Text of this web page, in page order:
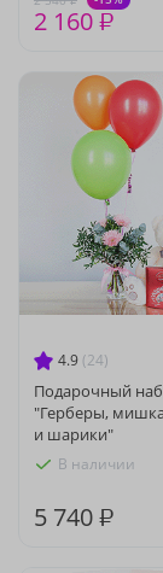
2 160 ₽
4.9 (24)
Подарочный
"Герберы,
и шарики"
В наличии
5 740 ₽